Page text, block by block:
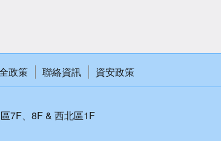
政策 聯絡資訊 資安政策
7F、8F & 西北區1F